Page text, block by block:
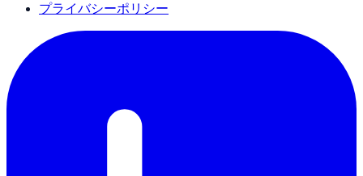
プライバシーポリシー